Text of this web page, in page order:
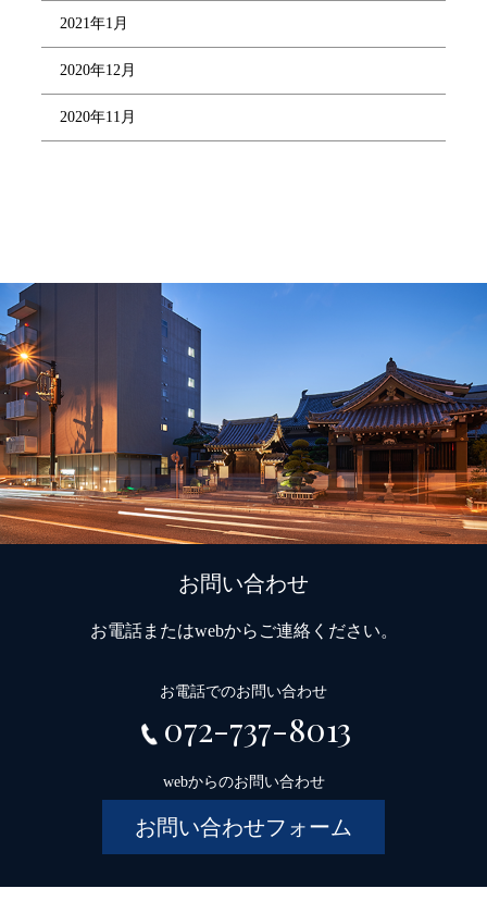
2021年1月
2020年12月
2020年11月
お問い合わせ
お電話またはwebからご連絡ください。
お電話でのお問い合わせ
072-737-8013
webからのお問い合わせ
お問い合わせフォーム